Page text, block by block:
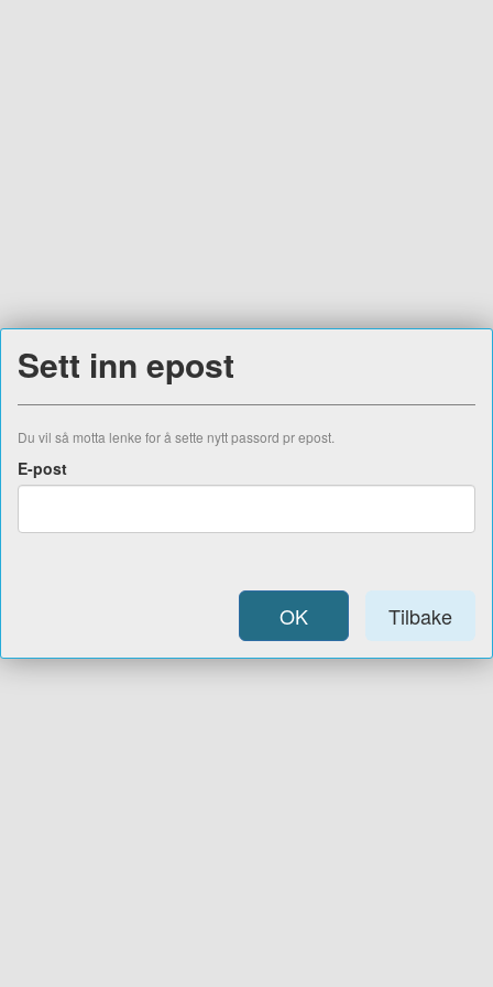
Sett inn epost
Du vil så motta lenke for å sette nytt passord pr epost.
E-post
OK Tilbake